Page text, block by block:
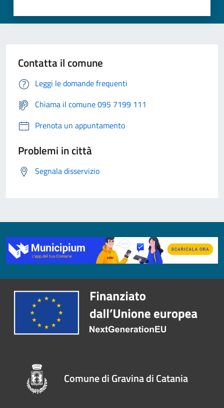
Contatta il comune
Leggi le domande frequenti
Chiama il comune 095 7199 111
Prenota un appuntamento
Problemi in città
Segnala disservizio
Comune di Gravina di Catania